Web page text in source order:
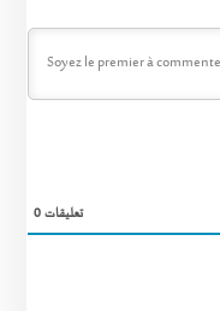
0تعليقات